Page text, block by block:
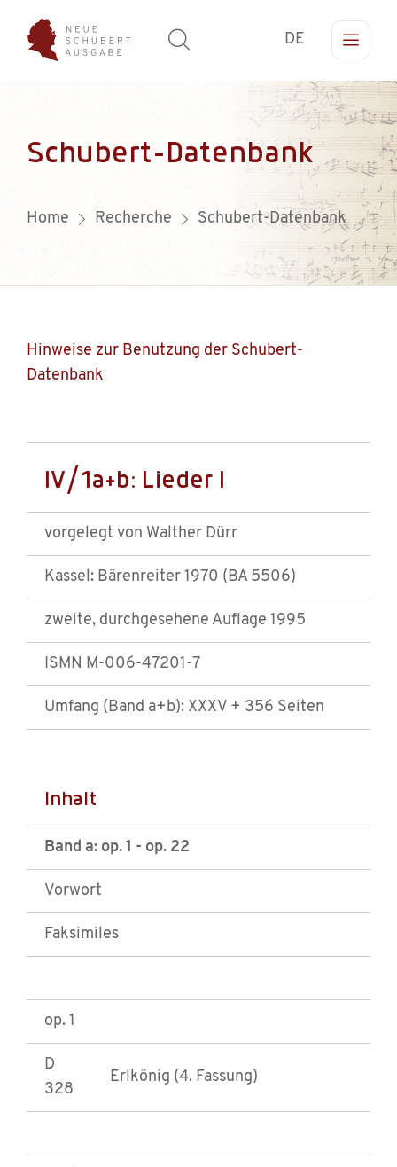
DE
Schubert-Datenbank
Home Recherche Schubert-Datenbank
Hinweise zur Benutzung der Schubert-
Datenbank
IV/1a+b: Lieder I
vorgelegt von Walther Dürr
Kassel: Bärenreiter 1970 (BA 5506)
zweite, durchgesehene Auflage 1995
ISMN M-006-47201-7
Umfang (Band a+b): XXXV + 356 Seiten
Inhalt
Band a: op. 1 - op. 22
Vorwort
Faksimiles
op. 1
D
328
Erlkönig (4. Fassung)